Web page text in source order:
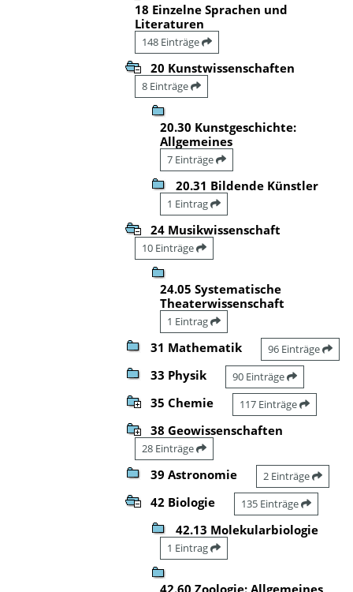
18 Einzelne Sprachen und
Literaturen
148 Einträge
20 Kunstwissenschaften
8 Einträge
20.30 Kunstgeschichte:
Allgemeines
7 Einträge
20.31 Bildende Künstler
1 Eintrag
24 Musikwissenschaft
10 Einträge
24.05 Systematische
Theaterwissenschaft
1 Eintrag
31 Mathematik 96 Einträge
33 Physik 90 Einträge
35 Chemie 117 Einträge
38 Geowissenschaften
28 Einträge
39 Astronomie 2 Einträge
42 Biologie 135 Einträge
42.13 Molekularbiologie
1 Eintrag
42.60 Zoologie: Allgemeines